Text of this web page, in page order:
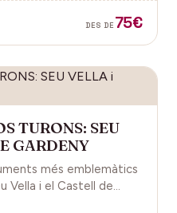
DES DE 75€
TURONS: SEU
GARDENY
més emblemàtics
Vella i el Castell de